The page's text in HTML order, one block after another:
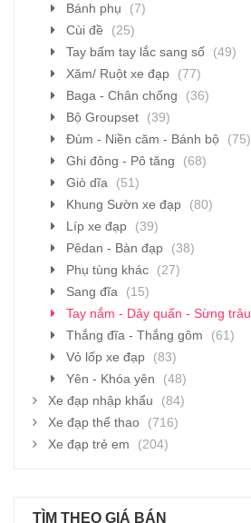
Bánh phụ
(7)
Cùi đề
(25)
Tay bấm tay lắc sang số
(49)
Xăm/ Ruột xe đạp
(77)
Baga - Chân chống
(36)
Bộ Groupset
(39)
Đùm - Niền căm - Bánh bộ
(75)
Ghi đông - Pô tăng
(68)
Giò dĩa
(51)
Khung Sườn xe đạp
(80)
Líp xe đạp
(39)
Pêdan - Bàn đạp
(38)
Phụ tùng khác
(27)
Sang đĩa
(15)
Tay nắm - Dây quấn - Sừng trâu
Thắng đĩa - Thắng gôm
(61)
Vỏ lốp xe đạp
(83)
Yên - Khóa yên
(48)
Xe đạp nhập khẩu
(84)
Xe đạp thể thao
(716)
Xe đạp trẻ em
(204)
TÌM THEO GIÁ BÁN